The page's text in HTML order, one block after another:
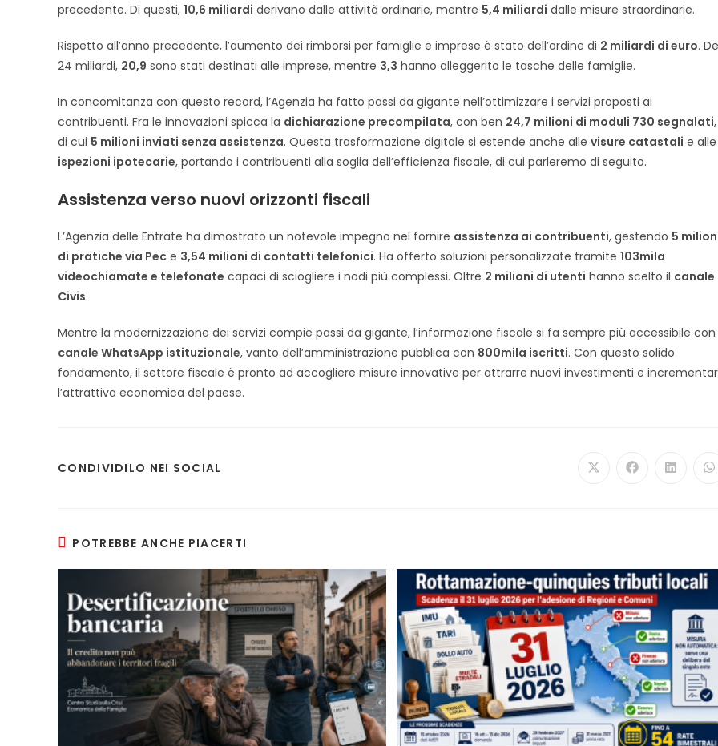
precedente. Di questi, 10,6 miliardi derivano dalle attività ordinarie, mentre 5,4 miliardi dalle misure straordinarie.
Rispetto all’anno precedente, l’aumento dei rimborsi per famiglie e imprese è stato dell’ordine di 2 miliardi di euro.
24 miliardi, 20,9 sono stati destinati alle imprese, mentre 3,3 hanno alleggerito le tasche delle famiglie.
In concomitanza con questo record, l’Agenzia ha fatto passi da gigante nell’ottimizzare i servizi proposti ai
contribuenti. Fra le innovazioni spicca la dichiarazione precompilata, con ben 24,7 milioni di moduli 730 segnalati,
di cui 5 milioni inviati senza assistenza. Questa trasformazione digitale si estende anche alle visure catastali e alle
ispezioni ipotecarie, portando i contribuenti alla soglia dell’efficienza fiscale, di cui parleremo di seguito.
Assistenza verso nuovi orizzonti fiscali
L’Agenzia delle Entrate ha dimostrato un notevole impegno nel fornire assistenza ai contribuenti, gestendo 5
di pratiche via Pec e 3,54 milioni di contatti telefonici. Ha offerto soluzioni personalizzate tramite 103mila
videochiamate e telefonate capaci di sciogliere i nodi più complessi. Oltre 2 milioni di utenti hanno scelto il canale
Civis.
Mentre la modernizzazione dei servizi compie passi da gigante, l’informazione fiscale si fa sempre più accessibile con
canale WhatsApp istituzionale, vanto dell’amministrazione pubblica con 800mila iscritti. Con questo solido
fondamento, il settore fiscale è pronto ad accogliere misure innovative per attrarre nuovi investimenti e
l’attrattiva economica del paese.
CONDIVIDILO NEI SOCIAL OpensOpensOpens
POTREBBE ANCHE PIACERTI